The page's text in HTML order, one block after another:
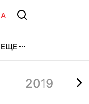
ЕЩЕ
2019